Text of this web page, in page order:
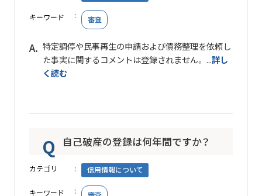
キーワード 審査
特定調停や民事再生の申請および債務整理を依頼し
た事実に関するコメントは登録されません。 ...詳し
く読む
自己破産の登録は何年間ですか？
カテゴリ 信用情報について
キーワード